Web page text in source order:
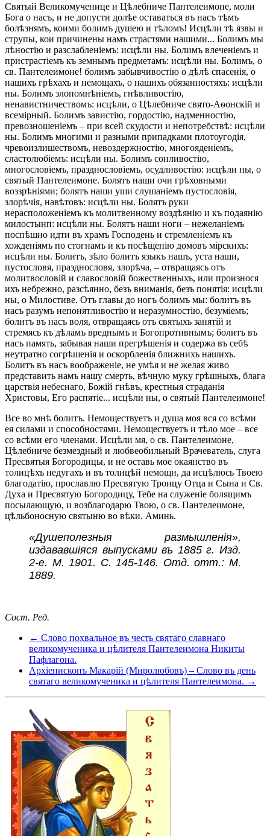
Святый Великомученице и Цѣлебниче Пантелеимоне, моли
Бога о насъ, и не допусти долѣе оставаться въ насъ тѣмъ
болѣзнямъ, коими болимъ душею и тѣломъ! Исцѣли тѣ язвы и
струпы, кои причинены намъ страстями нашими... Болимъ мы
лѣностію и разслабленіемъ: исцѣли ны. Болимъ влеченіемъ и
пристрастіемъ къ земнымъ предметамъ: исцѣли ны. Болимъ, о
св. Пантелеимоне! болимъ забывчивостію о дѣлѣ спасенія, о
нашихъ грѣхахъ и немощахъ, о нашихъ обязанностяхъ: исцѣли
ны. Болимъ злопомнѣніемъ, гнѣвливостію,
ненавистничествомъ: исцѣли, о Цѣлебниче свято-Аѳонскій и
всемірный. Болимъ завистію, гордостію, надменностію,
превозношеніемъ – при всей скудости и непотребствѣ: исцѣли
ны. Болимъ многими и разными припадками плотоугодія,
чревоизлишествомъ, невоздержностію, многояденіемъ,
сластолюбіемъ: исцѣли ны. Болимъ сонливостію,
многословіемъ, празднословіемъ, осудливостію: исцѣли ны, о
святый Пантелеимоне. Болятъ наши очи грѣховными
воззрѣніями; болятъ наши уши слушаніемъ пустословія,
злорѣчія, навѣтовъ: исцѣли ны. Болятъ руки
нерасположеніемъ къ молитвенному воздѣянію и къ подаянію
милостынп: исцѣли ны. Болятъ наши ноги – нежеланіемъ
поспѣшно идти въ храмъ Господень и стремленіемъ къ
хожденіямъ по стогнамъ и къ посѣщенію домовъ мірскихъ:
исцѣли ны. Болитъ, зѣло болитъ языкъ нашъ, уста наши,
пустословя, празднословя, злорѣча, – отвращаясь отъ
молитвословій и славословій божественныхъ, или произнося
ихъ небрежно, разсѣянно, безъ вниманія, безъ понятія: исцѣли
ны, о Милостиве. Отъ главы до ногъ болимъ мы: болитъ въ
насъ разумъ непонятливостію и неразумностію, безуміемъ;
болитъ въ насъ воля, отвращаясь отъ святыхъ занятій и
стремясь къ дѣламъ вреднымъ и Богопротивнымъ; болитъ въ
насъ память, забывая наши прегрѣшенія и содержа въ себѣ
неутратно согрѣшенія и оскорбленія ближнихъ нашихъ.
Болитъ въ насъ воображеніе, не умѣя и не желая живо
представить намъ нашу смерть, вѣчную муку грѣшныхъ, блага
царствія небеснаго, Божій гнѣвъ, крестныя страданія
Христовы, Его распятіе... исцѣли ны, о святый Пантелеимоне!
Все во мнѣ болитъ. Немоществуетъ и душа моя вся со всѣми
ея силами и способностями. Немоществуетъ и тѣло мое – все
со всѣми его членами. Исцѣли мя, о св. Пантелеимоне,
Цѣлебниче безмездный и любвеобильный Врачеватель, слуга
Пресвятыя Богородицы, и не оставь мое окаянство въ
толицѣхъ недугахъ и въ толицѣй немощи, да исцѣлюсь Твоею
благодатію, прославлю Пресвятую Троицу Отца и Сына и Св.
Духа и Пресвятую Богородицу, Тебе на служеніе болящимъ
посылающую, и возблагодарю Твою, о св. Пантелеимоне,
цѣльбоносную святыню во вѣки. Аминь.
«Душеполезныя размышленія»,
издававшіяся выпусками въ 1885 г. Изд.
2-е. М. 1901. С. 145-146. Отд. отт.: М.
1889.
Сост. Ред.
← Слово похвальное въ честь святаго славнаго
великомученика и цѣлителя Пантелеимона Никиты
Пафлагона.
Архіепископъ Макарій (Миролюбовъ) – Слово въ день
святаго великомученика и цѣлителя Пантелеимона. →